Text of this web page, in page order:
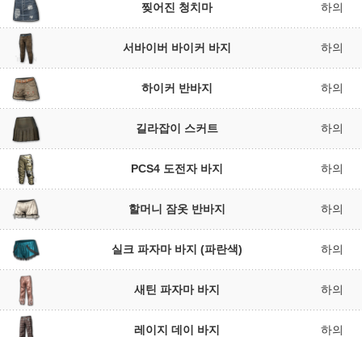
찢어진 청치마 하의
서바이버 바이커 바지 하의
하이커 반바지 하의
길라잡이 스커트 하의
PCS4 도전자 바지 하의
할머니 잠옷 반바지 하의
실크 파자마 바지 (파란색) 하의
새틴 파자마 바지 하의
레이지 데이 바지 하의